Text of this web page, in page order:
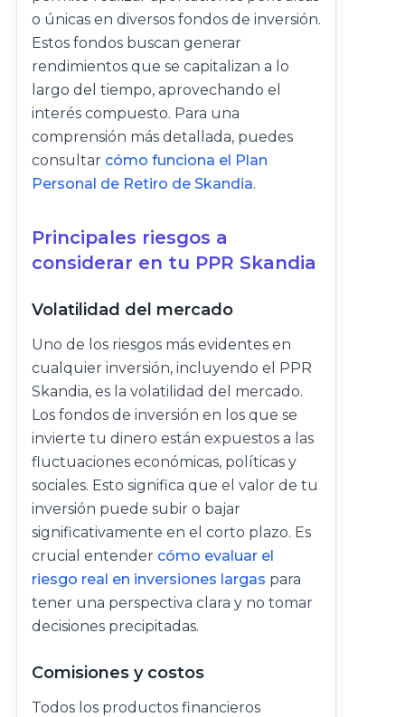
o únicas en diversos fondos de inversión.
Estos fondos buscan generar
rendimientos que se capitalizan a lo
largo del tiempo, aprovechando el
interés compuesto. Para una
comprensión más detallada, puedes
consultar cómo funciona el Plan
Personal de Retiro de Skandia.
Principales riesgos a
considerar en tu PPR Skandia
Volatilidad del mercado
Uno de los riesgos más evidentes en
cualquier inversión, incluyendo el PPR
Skandia, es la volatilidad del mercado.
Los fondos de inversión en los que se
invierte tu dinero están expuestos a las
fluctuaciones económicas, políticas y
sociales. Esto significa que el valor de tu
inversión puede subir o bajar
significativamente en el corto plazo. Es
crucial entender cómo evaluar el
riesgo real en inversiones largas para
tener una perspectiva clara y no tomar
decisiones precipitadas.
Comisiones y costos
Todos los productos financieros